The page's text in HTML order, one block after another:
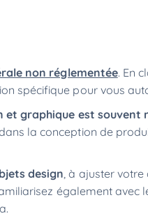
non réglementée. En
spécifique pour vous
et graphique est souvent
la conception de
design, à ajuster votre
également avec